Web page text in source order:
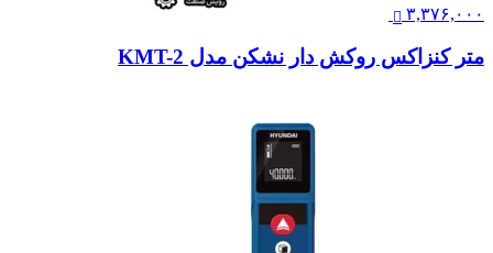
۳,۳۷۶,۰۰۰
متر کنزاکس روکش دار نشکن مدل KMT-2